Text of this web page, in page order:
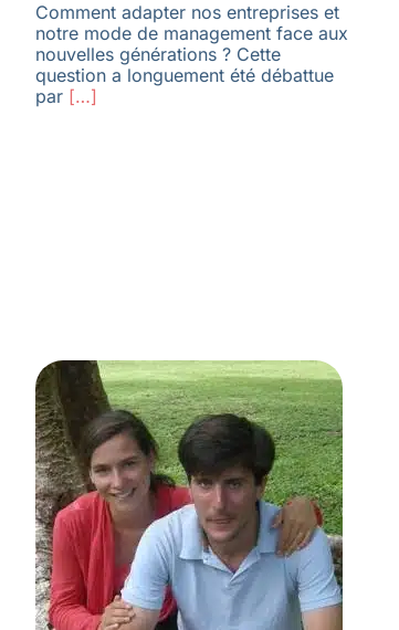
Comment adapter nos entreprises et
notre mode de management face aux
nouvelles générations ? Cette
question a longuement été débattue
par[…]